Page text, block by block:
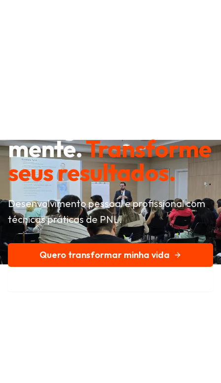
mente.Transforme
seus resultados.
Desenvolvimento pessoal e profissional com
técnicas práticas de PNL.
Quero transformar minha vida